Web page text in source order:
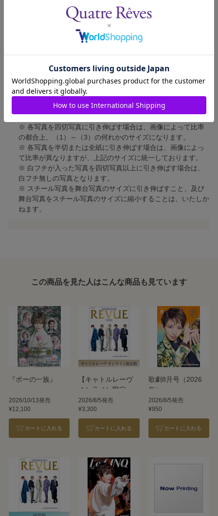
短辺 217mm × 長辺 305mm
短辺 213mm × 長辺 305mm
短辺 254mm × 長辺 305mm
半切写真
短辺 305mm × 長辺 432mm
短辺 402mm × 長辺 559mm
写真のサイズにつきまして、下記の件も併せてご了承ください。
※ 宝塚大劇場および新人公演の舞台写真につきましては、4辺
に白フチが入ります。
※ 各写真を四切写真に引き伸ばす場合は、画像によって比率
の都合上、（1）～（3）の何れかのサイズになります。
※ 各写真を半切または全紙に引き伸ばす場合は、画像によっ
て比率が異なりますが、上記のサイズに統一しております。
※ 白フチが入った写真を四切写真以上に引き伸ばす場合は、
白フチ無しの写真となります。
※ スチール写真を舞台写真のサイズに引き伸ばすこと、及び
舞台写真をスチール写真のサイズに縮小することは、いたしか
ねます。
この商品を見た人はこんな商品も見ています
『ポーの一族』
2026/10/13発売
¥12,100
カートに入れる
【キャトルレーヴ
オンライン限定
版】TAKARAZUKA
REVUE 2026
2026/8/5発売
¥3,300
カートに入れる
歌劇8月号（2026
年）
2026/8/5発売
¥950
カートに入れる